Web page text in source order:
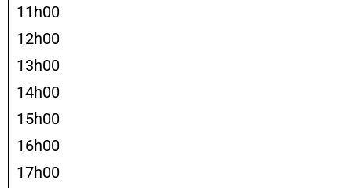
11h00
12h00
13h00
14h00
15h00
16h00
17h00